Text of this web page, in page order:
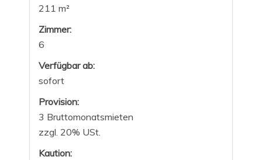
211 m²
Zimmer:
6
Verfügbar ab:
sofort
Provision:
3 Bruttomonatsmieten
zzgl. 20% USt.
Kaution: